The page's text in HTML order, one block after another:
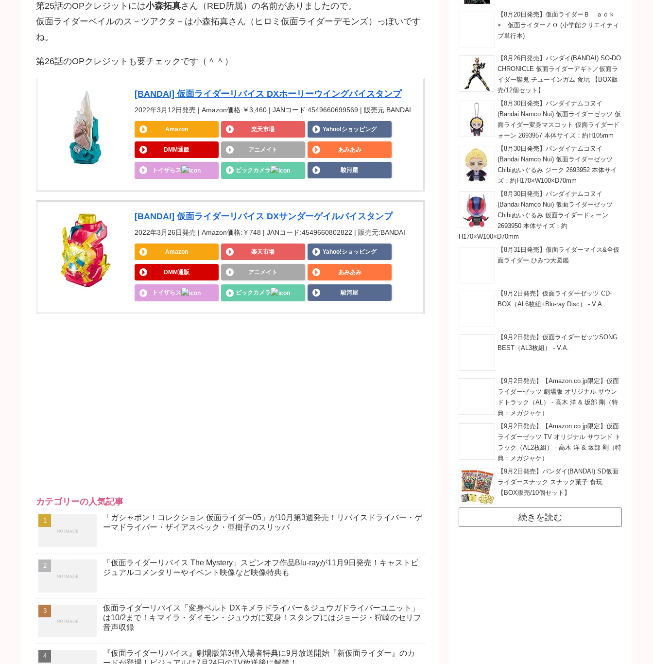
第25話のOPクレジットには小森拓真さん（RED所属）の名前がありましたので。
仮面ライダーベイルのス－ツアクタ－は小森拓真さん（ヒロミ仮面ライダーデモンズ）っぽいです
ね。
第26話のOPクレジットも要チェックです（＾＾）
[BANDAI] 仮面ライダーリバイス DXホーリーウイングバイスタンプ
2022年3月12日発売 | Amazon価格:￥3,460 | JANコード:4549660699569 | 販売元:BANDAI
Amazon 楽天市場 Yahoo!ショッピング
DMM通販 アニメイト あみあみ
トイザらス ビックカメラ 駿河屋
[BANDAI] 仮面ライダーリバイス DXサンダーゲイルバイスタンプ
2022年3月26日発売 | Amazon価格:￥748 | JANコード:4549660802822 | 販売元:BANDAI
Amazon 楽天市場 Yahoo!ショッピング
DMM通販 アニメイト あみあみ
トイザらス ビックカメラ 駿河屋
カテゴリーの人気記事
「ガシャポン！コレクション 仮面ライダー05」が10月第3週発売！リバイスドライバー・ゲ
ーマドライバー・ザイアスペック・亜樹子のスリッパ
「仮面ライダーリバイス The Mystery」スピンオフ作品Blu-rayが11月9日発売！キャストビ
ジュアルコメンタリーやイベント映像など映像特典も
仮面ライダーリバイス「変身ベルト DXキメラドライバー＆ジュウガドライバーユニット」
は10/2まで！キマイラ・ダイモン・ジュウガに変身！スタンプにはジョージ・狩崎のセリフ
音声収録
『仮面ライダーリバイス』劇場版第3弾入場者特典に9月放送開始『新仮面ライダー』のカ
【8月20日発売】仮面ライダーＢｌａｃｋ
× 仮面ライダーＺＯ (小学館クリエイティ
ブ単行本)
【8月26日発売】バンダイ(BANDAI) SO-DO
CHRONICLE 仮面ライダーアギト／仮面ラ
イダー響鬼 チューインガム 食玩 【BOX販
売/12個セット】
【8月30日発売】バンダイナムコヌイ
(Bandai Namco Nui) 仮面ライダーゼッツ 仮
面ライダー変身マスコット 仮面ライダード
ォーン 2693957 本体サイズ：約H105mm
【8月30日発売】バンダイナムコヌイ
(Bandai Namco Nui) 仮面ライダーゼッツ
Chibiぬいぐるみ ジーク 2693952 本体サイ
ズ：約H170×W100×D70mm
【8月30日発売】バンダイナムコヌイ
(Bandai Namco Nui) 仮面ライダーゼッツ
Chibiぬいぐるみ 仮面ライダードォーン
2693950 本体サイズ：約
H170×W100×D70mm
【8月31日発売】仮面ライダーマイス&全仮
面ライダー ひみつ大図鑑
【9月2日発売】仮面ライダーゼッツ CD-
BOX（AL6枚組+Blu-ray Disc） - V.A.
【9月2日発売】仮面ライダーゼッツSONG
BEST（AL3枚組） - V.A.
【9月2日発売】【Amazon.co.jp限定】仮面
ライダーゼッツ 劇場版 オリジナル サウン
ドトラック（AL） - 高木 洋 & 坂部 剛（特
典：メガジャケ）
【9月2日発売】【Amazon.co.jp限定】仮面
ライダーゼッツ TV オリジナル サウンド ト
ラック（AL2枚組） - 高木 洋 & 坂部 剛（特
典：メガジャケ）
【9月2日発売】バンダイ(BANDAI) SD仮面
ライダースナック スナック菓子 食玩
【BOX販売/10個セット】
続きを読む